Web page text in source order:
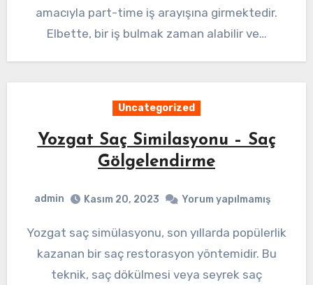
amacıyla part-time iş arayışına girmektedir.
Elbette, bir iş bulmak zaman alabilir ve…
Uncategorized
Yozgat Saç Similasyonu – Saç
Gölgelendirme
admin Kasım 20, 2023 Yorum yapılmamış
Yozgat saç simülasyonu, son yıllarda popülerlik
kazanan bir saç restorasyon yöntemidir. Bu
teknik, saç dökülmesi veya seyrek saç